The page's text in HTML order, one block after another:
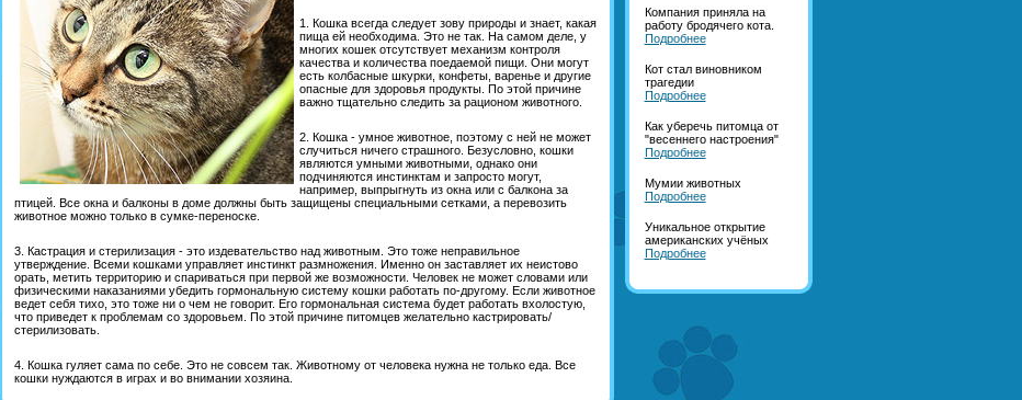
1. Кошка всегда следует зову природы и знает, какая
пища ей необходима. Это не так. На самом деле, у
многих кошек отсутствует механизм контроля
качества и количества поедаемой пищи. Они могут
есть колбасные шкурки, конфеты, варенье и другие
опасные для здоровья продукты. По этой причине
важно тщательно следить за рационом животного.
2. Кошка - умное животное, поэтому с ней не может
случиться ничего страшного. Безусловно, кошки
являются умными животными, однако они
подчиняются инстинктам и запросто могут,
например, выпрыгнуть из окна или с балкона за
птицей. Все окна и балконы в доме должны быть защищены специальными сетками, а перевозить
животное можно только в сумке-переноске.
3. Кастрация и стерилизация - это издевательство над животным. Это тоже неправильное
утверждение. Всеми кошками управляет инстинкт размножения. Именно он заставляет их неистово
орать, метить территорию и спариваться при первой же возможности. Человек не может словами или
физическими наказаниями убедить гормональную систему кошки работать по-другому. Если животное
ведет себя тихо, это тоже ни о чем не говорит. Его гормональная система будет работать вхолостую,
что приведет к проблемам со здоровьем. По этой причине питомцев желательно кастрировать/
стерилизовать.
4. Кошка гуляет сама по себе. Это не совсем так. Животному от человека нужна не только еда. Все
кошки нуждаются в играх и во внимании хозяина.
Компания приняла на
работу бродячего кота.
Подробнее
Кот стал виновником
трагедии
Подробнее
Как уберечь питомца от
"весеннего настроения"
Подробнее
Мумии животных
Подробнее
Уникальное открытие
американских учёных
Подробнее